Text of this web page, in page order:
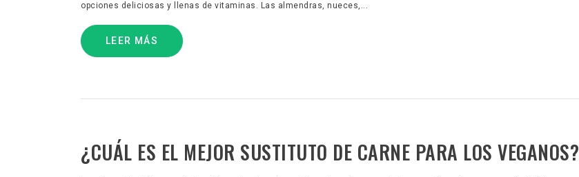
opciones deliciosas y llenas de vitaminas. Las almendras, nueces,...
LEER MÁS
¿CUÁL ES EL MEJOR SUSTITUTO DE CARNE PARA LOS VEGANOS?